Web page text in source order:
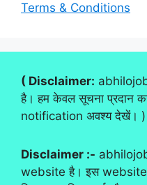
Terms & Conditions
( Disclaimer:
है। हम केवल सूचना प्रदान
notification अवश्य देखें। )
Disclaimer :-
website है। इस website